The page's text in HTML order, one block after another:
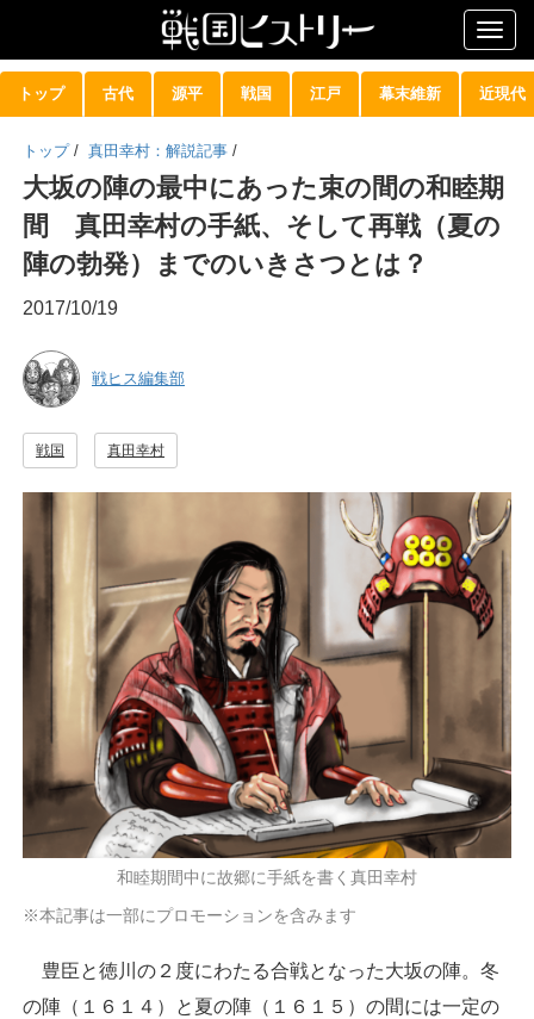
トップ 古代 源平 戦国 江戸 幕末維新 近現代
トップ / 真田幸村：解説記事 /
大坂の陣の最中にあった束の間の和睦期
間 真田幸村の手紙、そして再戦（夏の
陣の勃発）までのいきさつとは？
2017/10/19
戦ヒス編集部
戦国 真田幸村
和睦期間中に故郷に手紙を書く真田幸村
※本記事は一部にプロモーションを含みます
豊臣と徳川の２度にわたる合戦となった大坂の陣。冬
の陣（１６１４）と夏の陣（１６１５）の間には一定の